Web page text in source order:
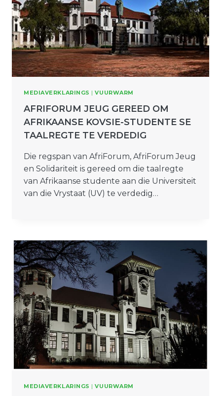
MEDIAVERKLARINGS |VUURWARM
AFRIFORUM JEUG GEREED OM
AFRIKAANSE KOVSIE-STUDENTE SE
TAALREGTE TE VERDEDIG
Die regspan van AfriForum, AfriForum Jeug
en Solidariteit is gereed om die taalregte
van Afrikaanse studente aan die Universiteit
van die Vrystaat (UV) te verdedig…
MEDIAVERKLARINGS |VUURWARM